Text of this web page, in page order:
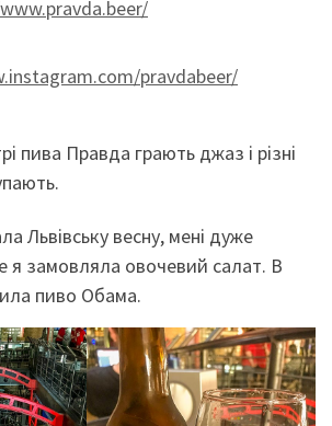
pravdabeer/
пива Правда грають джаз і різні
Львівську весну, мені дуже
я замовляла овочевий салат. В
пиво Обама.